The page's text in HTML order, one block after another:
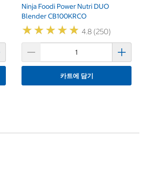
Ninja Foodi Power Nutri DUO
Blender CB100KRCO
★★★★★
★★★★★ 4.8 (250)
카트에 담기